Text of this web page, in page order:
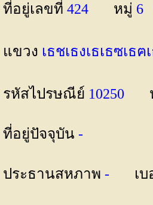
ที่อยู่เลขที่ 424 หมู่
แขวง เธชเธงเธเธซเธ
รหัสไปรษณีย์ 10250
ที่อยู่ปัจจุบัน -
ประธานสหภาพ - เ